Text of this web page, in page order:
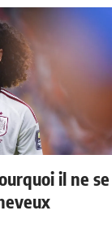
il ne se